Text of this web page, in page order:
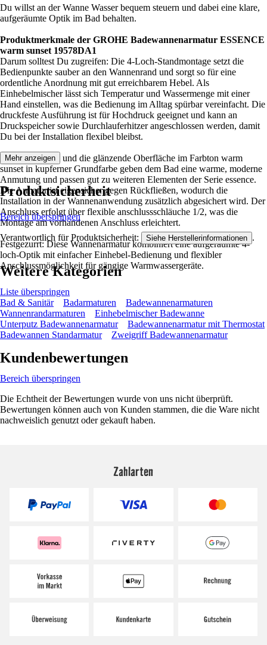
Du willst an der Wanne Wasser bequem steuern und dabei eine klare,
aufgeräumte Optik im Bad behalten.
Produktmerkmale der GROHE Badewannenarmatur ESSENCE
warm sunset 19578DA1
Darum solltest Du zugreifen: Die 4-Loch-Standmontage setzt die
Bedienpunkte sauber an den Wannenrand und sorgt so für eine
ordentliche Anordnung mit gut erreichbarem Hebel. Als
Einhebelmischer lässt sich Temperatur und Wassermenge mit einer
Hand einstellen, was die Bedienung im Alltag spürbar vereinfacht. Die
druckfeste Ausführung ist für Hochdruck geeignet und kann an
Druckspeicher sowie Durchlauferhitzer angeschlossen werden, damit
Du bei der Installation flexibel bleibst.
Die runde Form und die glänzende Oberfläche im Farbton warm
sunset in kupferner Grundfarbe geben dem Bad eine warme, moderne
Anmutung und passen gut zu weiteren Elementen der Serie essence.
Die Armatur ist eigensicher gegen Rückfließen, wodurch die
Installation in der Wannenanwendung zusätzlich abgesichert wird. Der
Anschluss erfolgt über flexible anschlussschläuche 1/2, was die
Montage am vorhandenen Anschluss erleichtert.
Festgezurrt: Diese Wannenarmatur kombiniert eine aufgeräumte 4-
loch-Optik mit einfacher Einhebel-Bedienung und flexibler
Anschlussmöglichkeit für gängige Warmwassergeräte.
Mehr anzeigen
Produktsicherheit
Bereich überspringen
Verantwortlich für Produktsicherheit: Siehe Herstellerinformationen .
Weitere Kategorien
Liste überspringen
Bad & Sanitär
Badarmaturen
Badewannenarmaturen
Wannenrandarmaturen
Einhebelmischer Badewanne
Unterputz Badewannenarmatur
Badewannenarmatur mit Thermostat
Badewannen Standarmatur
Zweigriff Badewannenarmatur
Kundenbewertungen
Bereich überspringen
Die Echtheit der Bewertungen wurde von uns nicht überprüft.
Bewertungen können auch von Kunden stammen, die die Ware nicht
nachweislich genutzt oder gekauft haben.
Zahlarten